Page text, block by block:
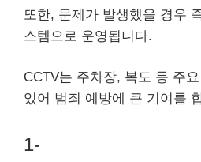
또한, 문제가 발생했을 경우
스템으로 운영됩니다.
CCTV는 주차장, 복도 등 주
있어 범죄 예방에 큰 기여를
1-